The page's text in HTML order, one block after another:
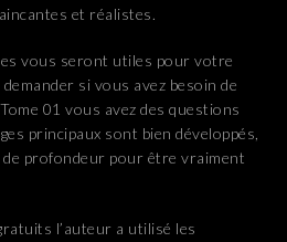
et réalistes.
vous seront utiles pour votre
si vous avez besoin de
01 vous avez des questions
principaux sont bien développés,
profondeur pour être vraiment
l’auteur a utilisé les